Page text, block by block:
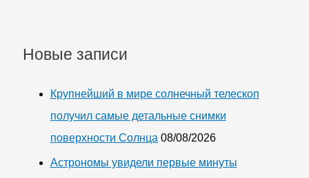
Новые записи
Крупнейший в мире солнечный телескоп
получил самые детальные снимки
поверхности Солнца 08/08/2026
Астрономы увидели первые минуты